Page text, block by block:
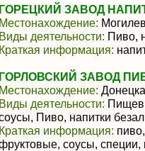
ГОРЕЦКИЙ ЗАВОД
Местонахождение:
Виды деятельности: Пиво,
Краткая информация:
ГОРЛОВСКИЙ ЗАВОД
Местонахождение:
Виды деятельности:
Пиво, напитки
Краткая информация:
соусы, специи,